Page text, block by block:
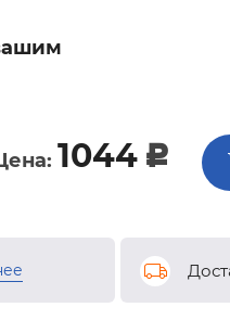
1044 c